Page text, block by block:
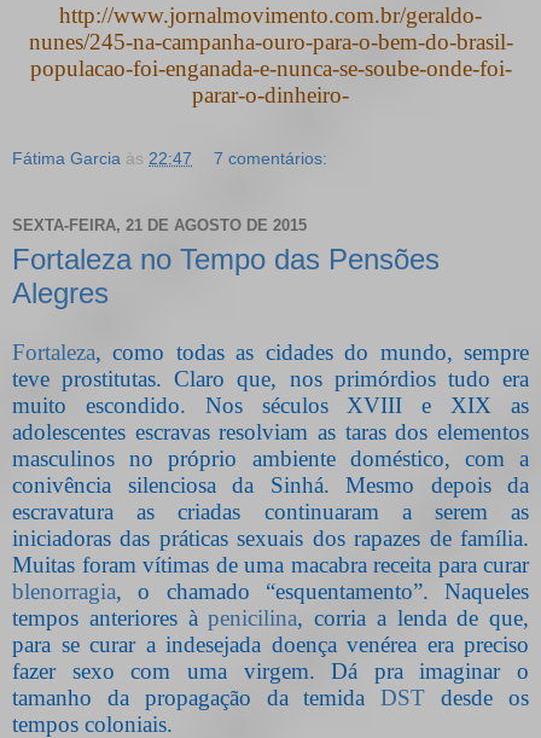
http://www.jornalmovimento.com.br/geraldo-
nunes/245-na-campanha-ouro-para-o-bem-do-brasil-
populacao-foi-enganada-e-nunca-se-soube-onde-foi-
parar-o-dinheiro-
Fátima Garcia às 22:47 7 comentários:
SEXTA-FEIRA, 21 DE AGOSTO DE 2015
Fortaleza no Tempo das Pensões
Alegres
Fortaleza, como todas as cidades do mundo, sempre
teve prostitutas. Claro que, nos primórdios tudo era
muito escondido. Nos séculos XVIII e XIX as
adolescentes escravas resolviam as taras dos elementos
masculinos no próprio ambiente doméstico, com a
conivência silenciosa da Sinhá. Mesmo depois da
escravatura as criadas continuaram a serem as
iniciadoras das práticas sexuais dos rapazes de família.
Muitas foram vítimas de uma macabra receita para curar
blenorragia, o chamado “esquentamento”. Naqueles
tempos anteriores àpenicilina, corria a lenda de que,
para se curar a indesejada doença venérea era preciso
fazer sexo com uma virgem. Dá pra imaginar o
tamanho da propagação da temidaDST desde os
tempos coloniais.